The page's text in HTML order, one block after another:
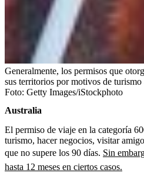
Generalmente, los permisos que
sus territorios por motivos de turismo
Foto: Getty Images/iStockphoto
Australia
El permiso de viaje en la categoría
turismo, hacer negocios, visitar
que no supere los 90 días. Sin
hasta 12 meses en ciertos casos.